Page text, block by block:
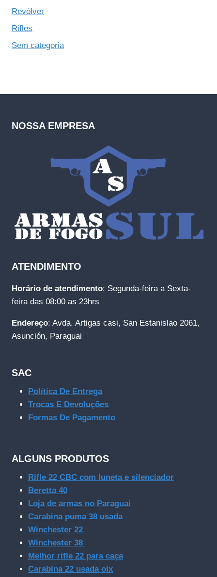
Revólver
Rifles
Sem categoria
NOSSA EMPRESA
ATENDIMENTO
Horário de atendimento: Segunda-feira a Sexta-
feira das 08:00 as 23hrs
Endereço: Avda. Artigas casi, San Estanislao 2061,
Asunción, Paraguai
SAC
Política De Entrega
Trocas E Devoluções
Formas De Pagamento
ALGUNS PRODUTOS
Rifle 22 CBC com luneta e silenciador
Beretta 40
Loja de armas no Paraguai
Carabina puma 38 usada
Winchester 22
Winchester 38
Melhor rifle 22 para caça
Carabina 22 usada olx